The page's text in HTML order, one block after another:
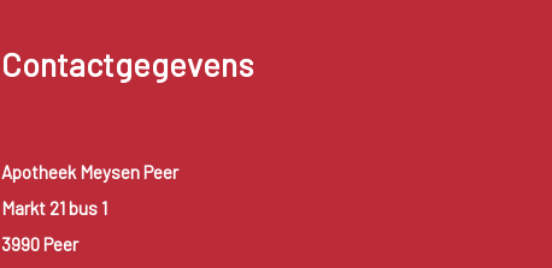
Contactgegevens
Apotheek Meysen Peer
Markt 21 bus 1
3990 Peer